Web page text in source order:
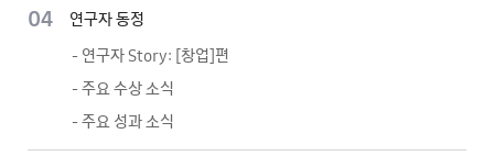
04
연구자 동정
- 연구자 Story: [창업]편
- 주요 수상 소식
- 주요 성과 소식